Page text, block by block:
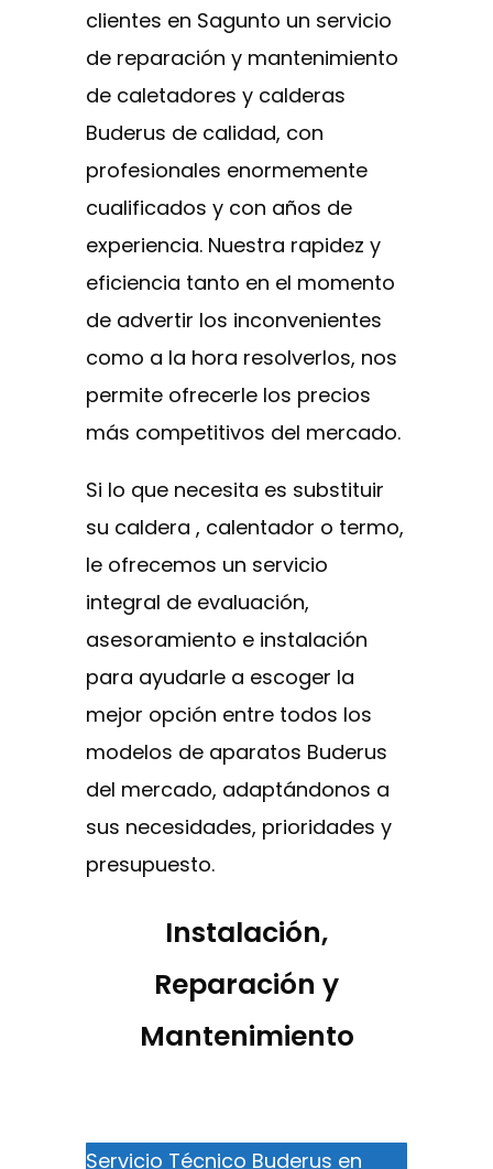
clientes en Sagunto un servicio
de reparación y mantenimiento
de caletadores y calderas
Buderus de calidad, con
profesionales enormemente
cualificados y con años de
experiencia. Nuestra rapidez y
eficiencia tanto en el momento
de advertir los inconvenientes
como a la hora resolverlos, nos
permite ofrecerle los precios
más competitivos del mercado.
Si lo que necesita es substituir
su caldera , calentador o termo,
le ofrecemos un servicio
integral de evaluación,
asesoramiento e instalación
para ayudarle a escoger la
mejor opción entre todos los
modelos de aparatos Buderus
del mercado, adaptándonos a
sus necesidades, prioridades y
presupuesto.
Instalación,
Reparación y
Mantenimiento
Servicio Técnico Buderus en